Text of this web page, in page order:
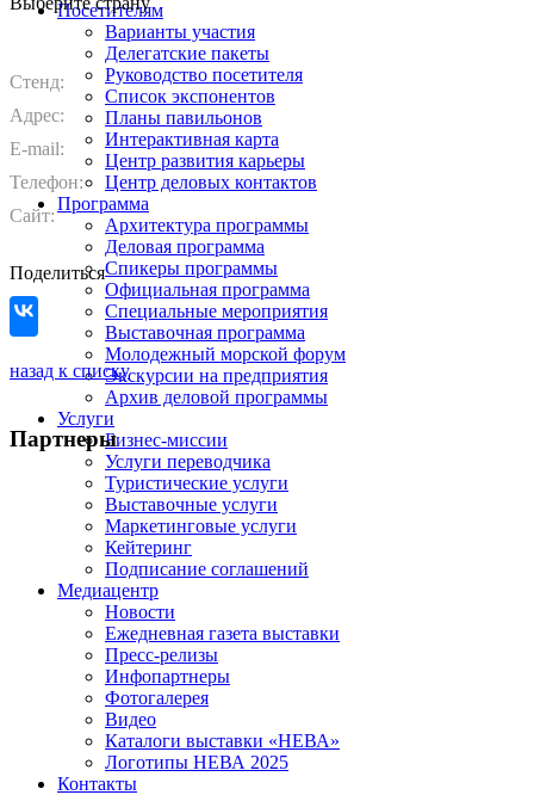
Посетителям
Варианты участия
Делегатские пакеты
Руководство посетителя
Список экспонентов
Планы павильонов
Интерактивная карта
Центр развития карьеры
Центр деловых контактов
Программа
Архитектура программы
Деловая программа
Спикеры программы
Официальная программа
Специальные мероприятия
Выставочная программа
Молодежный морской форум
Экскурсии на предприятия
Архив деловой программы
Услуги
Бизнес-миссии
Услуги переводчика
Туристические услуги
Выставочные услуги
Маркетинговые услуги
Кейтеринг
Подписание соглашений
Медиацентр
Новости
Ежедневная газета выставки
Пресс-релизы
Инфопартнеры
Фотогалерея
Видео
Каталоги выставки «НЕВА»
Логотипы НЕВА 2025
Контакты
Стенд:
Адрес:
E-mail:
Телефон:
Сайт:
Поделиться
назад к списку
Партнеры